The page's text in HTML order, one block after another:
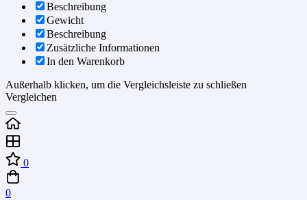
Beschreibung
Gewicht
Beschreibung
Zusätzliche Informationen
In den Warenkorb
Außerhalb klicken, um die Vergleichsleiste zu schließen
Vergleichen
0
0